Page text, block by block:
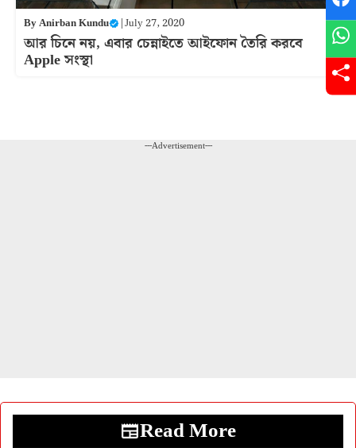
ByAnirban Kundu |July 27, 2020
আর চিনে নয়, এবার চেন্নাইতে আইফোন তৈরি করবে
Apple সংস্থা
---Advertisement---
Read More